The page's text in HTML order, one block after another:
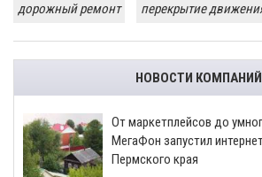
дорожный ремонт
перекрытие
НОВОСТИ КОМПАНИЙ
От маркетплейсов до
МегаФон запустил
Пермского края